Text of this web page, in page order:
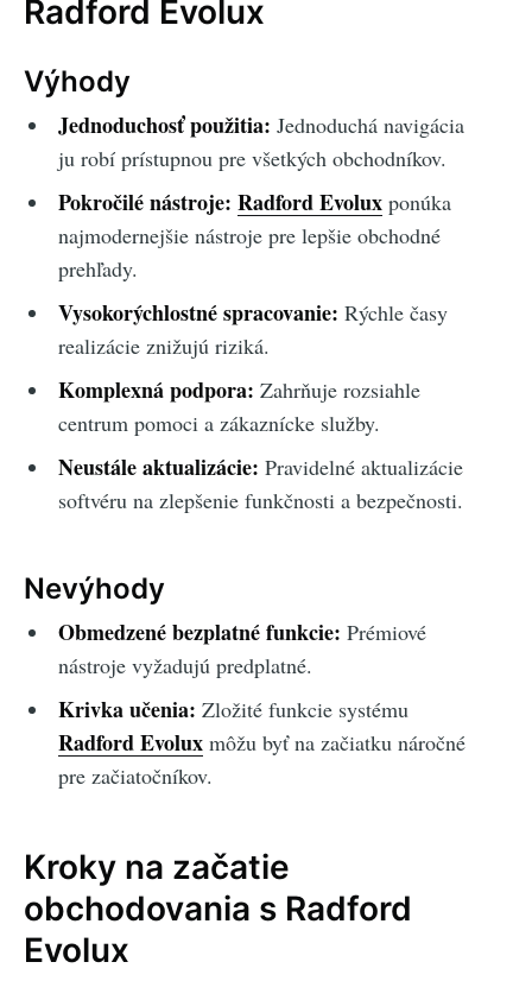
Radford Evolux
Výhody
Jednoduchosť použitia: Jednoduchá navigácia
ju robí prístupnou pre všetkých obchodníkov.
Pokročilé nástroje: Radford Evoluxponúka
najmodernejšie nástroje pre lepšie obchodné
prehľady.
Vysokorýchlostné spracovanie: Rýchle časy
realizácie znižujú riziká.
Komplexná podpora: Zahrňuje rozsiahle
centrum pomoci a zákaznícke služby.
Neustále aktualizácie: Pravidelné aktualizácie
softvéru na zlepšenie funkčnosti a bezpečnosti.
Nevýhody
Obmedzené bezplatné funkcie: Prémiové
nástroje vyžadujú predplatné.
Krivka učenia: Zložité funkcie systému
Radford Evoluxmôžu byť na začiatku náročné
pre začiatočníkov.
Kroky na začatie
obchodovania s Radford
Evolux